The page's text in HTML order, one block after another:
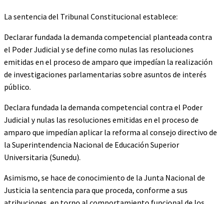
La sentencia del Tribunal Constitucional establece:
Declarar fundada la demanda competencial planteada contra
el Poder Judicial y se define como nulas las resoluciones
emitidas en el proceso de amparo que impedían la realización
de investigaciones parlamentarias sobre asuntos de interés
público.
Declara fundada la demanda competencial contra el Poder
Judicial y nulas las resoluciones emitidas en el proceso de
amparo que impedían aplicar la reforma al consejo directivo de
la Superintendencia Nacional de Educación Superior
Universitaria (Sunedu).
Asimismo, se hace de conocimiento de la Junta Nacional de
Justicia la sentencia para que proceda, conforme a sus